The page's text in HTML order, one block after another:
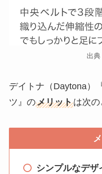
出
デイトナ（Daytona）
ツ』のメリットは次の
シンプルなデ